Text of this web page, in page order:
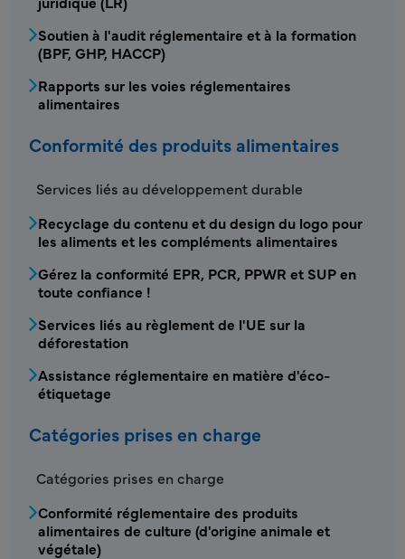
Soutien à l'audit réglementaire et à la formation
(BPF, GHP, HACCP)
Rapports sur les voies réglementaires
alimentaires
Conformité des produits alimentaires
FDS - Conformité des produits alimentaires
Services liés au développement durable
Recyclage du contenu et du design du logo pour
les aliments et les compléments alimentaires
Gérez la conformité EPR, PCR, PPWR et SUP en
toute confiance !
Services liés au règlement de l'UE sur la
déforestation
Assistance réglementaire en matière d'éco-
étiquetage
Catégories prises en charge
Catégories prises en charge
Conformité réglementaire des produits
alimentaires de culture (d'origine animale et
végétale)